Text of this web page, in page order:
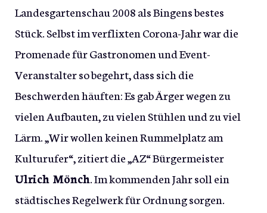
Landesgartenschau 2008 als Bingens bestes
Stück. Selbst im verflixten Corona-Jahr war die
Promenade für Gastronomen und Event-
Veranstalter so begehrt, dass sich die
Beschwerden häuften: Es gab Ärger wegen zu
vielen Aufbauten, zu vielen Stühlen und zu viel
Lärm. „Wir wollen keinen Rummelplatz am
Kulturufer“, zitiert die „AZ“ Bürgermeister
Ulrich Mönch. Im kommenden Jahr soll ein
städtisches Regelwerk für Ordnung sorgen.